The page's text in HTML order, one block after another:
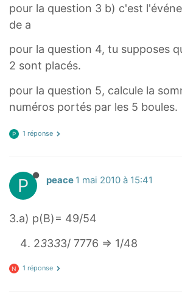
pour la question 3 b) c'est
de a
pour la question 4, tu supposes
2 sont placés.
pour la question 5, calcule la
numéros portés par les 5 boules.
P 1 réponse
P peace 1 mai 2010 à 15:41
3.a) p(B)= 49/54
23333/ 7776 ⇒ 1/48
N 1 réponse